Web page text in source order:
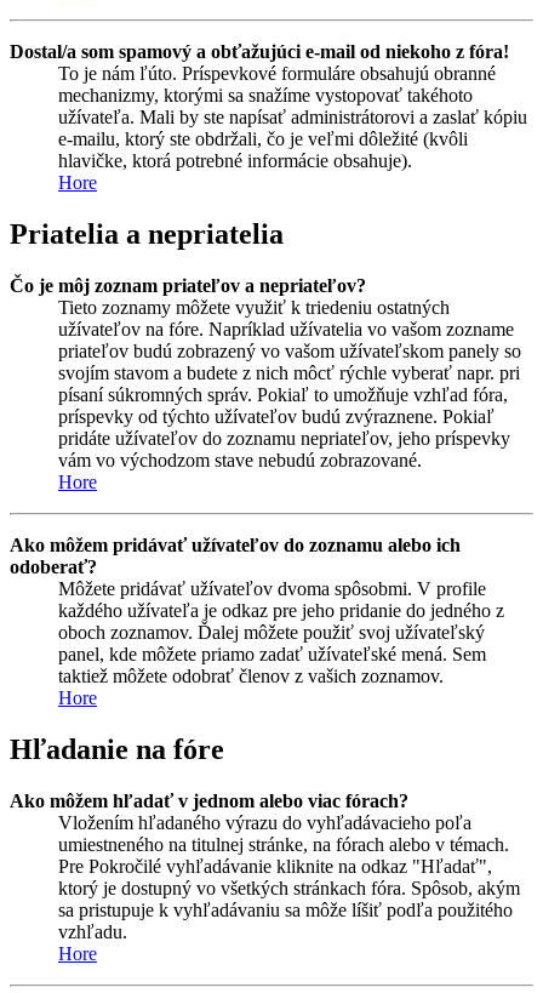
Dostal/a som spamový a obťažujúci e-mail od niekoho z fóra!
To je nám ľúto. Príspevkové formuláre obsahujú obranné
mechanizmy, ktorými sa snažíme vystopovať takéhoto
užívateľa. Mali by ste napísať administrátorovi a zaslať kópiu
e-mailu, ktorý ste obdržali, čo je veľmi dôležité (kvôli
hlavičke, ktorá potrebné informácie obsahuje).
Hore
Priatelia a nepriatelia
Čo je môj zoznam priateľov a nepriateľov?
Tieto zoznamy môžete využiť k triedeniu ostatných
užívateľov na fóre. Napríklad užívatelia vo vašom zozname
priateľov budú zobrazený vo vašom užívateľskom panely so
svojím stavom a budete z nich môcť rýchle vyberať napr. pri
písaní súkromných správ. Pokiaľ to umožňuje vzhľad fóra,
príspevky od týchto užívateľov budú zvýraznene. Pokiaľ
pridáte užívateľov do zoznamu nepriateľov, jeho príspevky
vám vo východzom stave nebudú zobrazované.
Hore
Ako môžem pridávať užívateľov do zoznamu alebo ich
odoberať?
Môžete pridávať užívateľov dvoma spôsobmi. V profile
každého užívateľa je odkaz pre jeho pridanie do jedného z
oboch zoznamov. Ďalej môžete použiť svoj užívateľský
panel, kde môžete priamo zadať užívateľské mená. Sem
taktiež môžete odobrať členov z vašich zoznamov.
Hore
Hľadanie na fóre
Ako môžem hľadať v jednom alebo viac fórach?
Vložením hľadaného výrazu do vyhľadávacieho poľa
umiestneného na titulnej stránke, na fórach alebo v témach.
Pre Pokročilé vyhľadávanie kliknite na odkaz "Hľadať",
ktorý je dostupný vo všetkých stránkach fóra. Spôsob, akým
sa pristupuje k vyhľadávaniu sa môže líšiť podľa použitého
vzhľadu.
Hore